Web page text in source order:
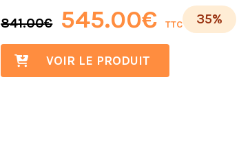
841.00€ 545.00€ TTC 35%
VOIR LE PRODUIT